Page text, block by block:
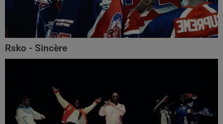
Rsko - Sincère